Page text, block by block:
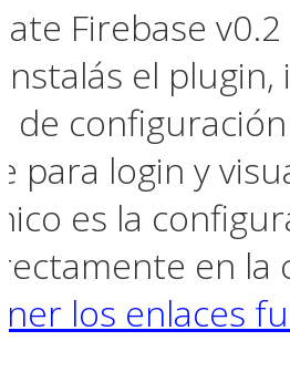
Firebase
el
de
para login y
es la
en la
los enlaces